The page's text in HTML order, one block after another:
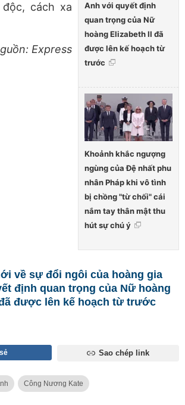
Anh với quyết định
quan trọng của Nữ
hoàng Elizabeth II đã
được lên kế hoạch từ
trước
Khoảnh khắc ngượng
ngùng của Đệ nhất phu
nhân Pháp khi vô tình
bị chồng "từ chối" cái
nắm tay thân mật thu
hút sự chú ý
cách xa
Express
về sự đổi ngôi của hoàng gia
định quan trọng của Nữ hoàng
được lên kế hoạch từ trước
Sao chép link
Công Nương Kate